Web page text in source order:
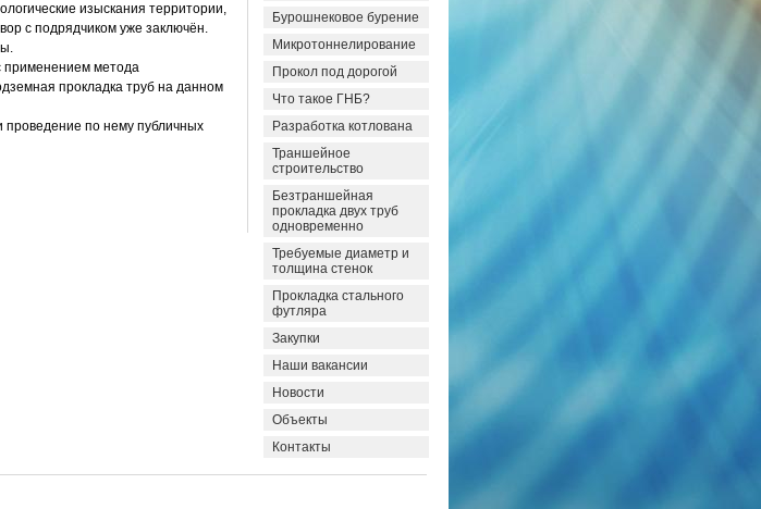
изыскания территории,
с подрядчиком уже заключён.
применением метода
прокладка труб на данном
проведение по нему публичных
Бурошнековое бурение
Микротоннелирование
Прокол под дорогой
Что такое ГНБ?
Разработка котлована
Траншейное
строительство
Безтраншейная
прокладка двух труб
одновременно
Требуемые диаметр и
толщина стенок
Прокладка стального
футляра
Закупки
Наши вакансии
Новости
Объекты
Контакты